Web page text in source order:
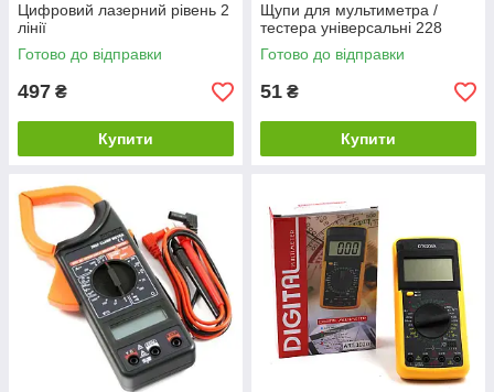
Цифровий лазерний рівень 2
лінії
Готово до відправки
497 ₴
Купити
Щупи для мультиметра /
тестера універсальні 228
Готово до відправки
51 ₴
Купити